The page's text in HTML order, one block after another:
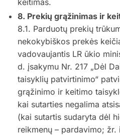
8. Prekių grąžinimas ir
8.1. Parduotų prekių
nekokybiškos prekės
vadovaujantis LR ūkio
d. įsakymu Nr. 217 „Dėl
taisyklių patvirtinimo“
grąžinimo ir keitimo
kai sutarties negalima
(kai sutartis sudaryta dėl
reikmenų – pardavimo; žr.